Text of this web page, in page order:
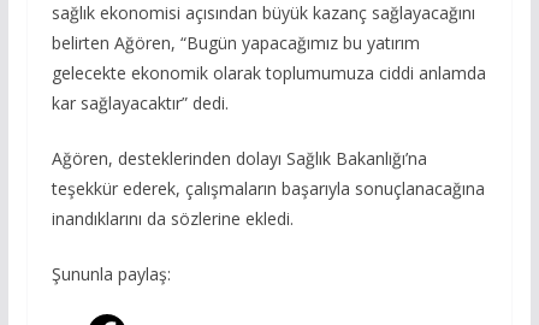
sağlık ekonomisi açısından büyük kazanç sağlayacağını
belirten Ağören, “Bugün yapacağımız bu yatırım
gelecekte ekonomik olarak toplumumuza ciddi anlamda
kar sağlayacaktır” dedi.
Ağören, desteklerinden dolayı Sağlık Bakanlığı’na
teşekkür ederek, çalışmaların başarıyla sonuçlanacağına
inandıklarını da sözlerine ekledi.
Şununla paylaş: